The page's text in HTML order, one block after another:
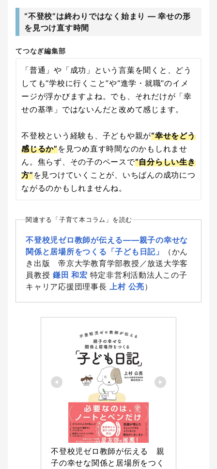
“不登校”は終わりではなく始まり ― 幸せの形
を見つけ直す時間
てつなぎ編集部
「普通」や「成功」という言葉を聞くと、どう
しても“学校に行くこと”や“進学・就職”のイメ
ージが浮かびますよね。でも、それだけが「幸
せの基準」ではないんだと改めて感じます。
不登校という経験も、子どもや親が“幸せをどう
感じるか”を見つめ直す時間なのかもしれませ
ん。焦らず、その子のペースで“自分らしい生き
方”を見つけていくことが、いちばんの成功につ
ながるのかもしれませんね。
関連する「子育て本コラム」を読む
不登校児ゼロ教師が伝える――親子の幸せな
関係と居場所をつくる「子ども日記」
（かん
き出版 帝京大学教育学部教授／放送大学客
員教授 鎌田 和宏 特定非営利活動法人この子
キャリア応援団理事長上村 公亮）
不登校児ゼロ教師が伝える　親
子の幸せな関係と居場所をつく